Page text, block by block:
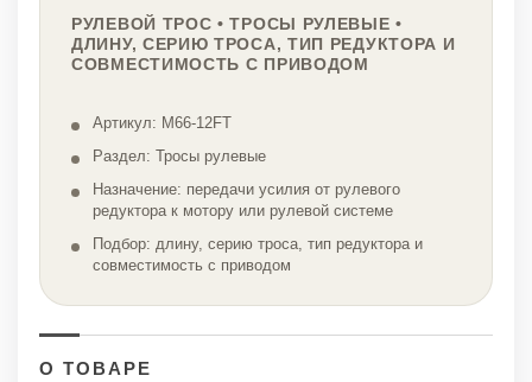
РУЛЕВОЙ ТРОС • ТРОСЫ РУЛЕВЫЕ •
ДЛИНУ, СЕРИЮ ТРОСА, ТИП РЕДУКТОРА И
СОВМЕСТИМОСТЬ С ПРИВОДОМ
Артикул: M66-12FT
Раздел: Тросы рулевые
Назначение: передачи усилия от рулевого
редуктора к мотору или рулевой системе
Подбор: длину, серию троса, тип редуктора и
совместимость с приводом
О ТОВАРЕ